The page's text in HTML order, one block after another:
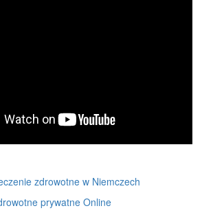
zdrowotne w Niemczech
prywatne Online